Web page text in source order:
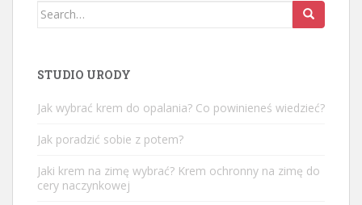
Search
STUDIO URODY
Jak wybrać krem do opalania? Co powinieneś wiedzieć?
Jak poradzić sobie z potem?
Jaki krem na zimę wybrać? Krem ochronny na zimę do
cery naczynkowej